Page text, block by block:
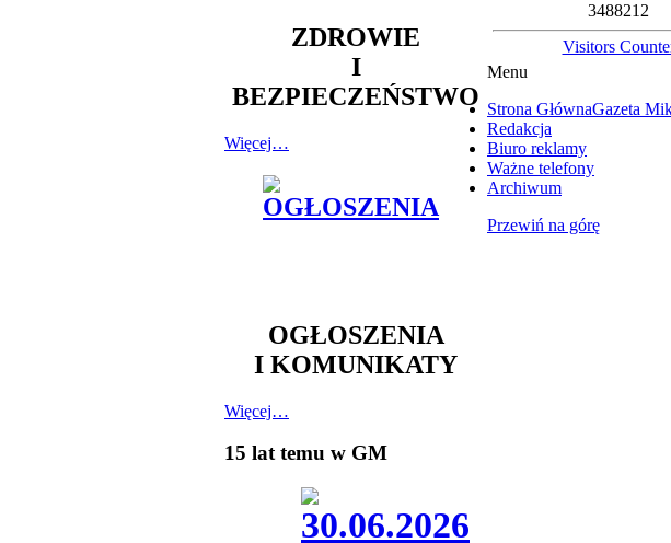
ZDROWIE
I
BEZPIECZEŃSTWO
Więcej…
OGŁOSZENIA
I KOMUNIKATY
Więcej…
15 lat temu w GM
348821 2
Visitors
Menu
Strona GłównaGazeta
Redakcja
Biuro reklamy
Ważne telefony
Archiwum
Przewiń na górę